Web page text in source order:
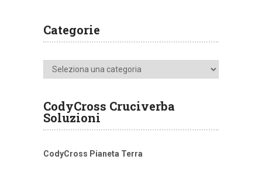
Categorie
Categorie
CodyCross Cruciverba
Soluzioni
CodyCross Pianeta Terra